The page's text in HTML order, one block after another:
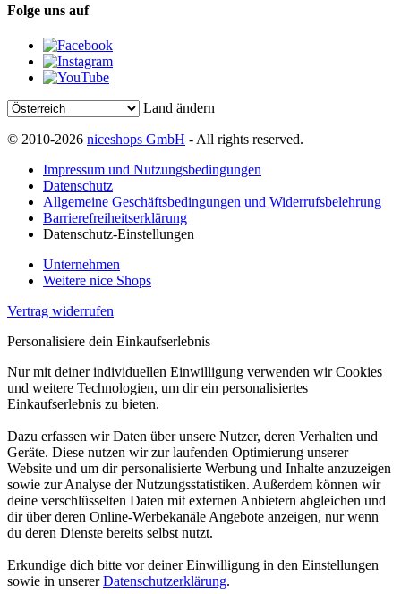
Folge uns auf
Land ändern
© 2010-2026 niceshops GmbH - All rights reserved.
Impressum und Nutzungsbedingungen
Datenschutz
Allgemeine Geschäftsbedingungen und Widerrufsbelehrung
Barrierefreiheitserklärung
Datenschutz-Einstellungen
Unternehmen
Weitere nice Shops
Vertrag widerrufen
Personalisiere dein Einkaufserlebnis
Nur mit deiner individuellen Einwilligung verwenden wir Cookies
und weitere Technologien, um dir ein personalisiertes
Einkaufserlebnis zu bieten.
Dazu erfassen wir Daten über unsere Nutzer, deren Verhalten und
Geräte. Diese nutzen wir zur laufenden Optimierung unserer
Website und um dir personalisierte Werbung und Inhalte anzuzeigen
sowie zur Analyse der Nutzungsstatistiken. Außerdem können wir
deine verschlüsselten Daten mit externen Anbietern abgleichen und
dir über deren Online-Werbekanäle Angebote anzeigen, nur wenn
du deren Dienste bereits selbst nutzt.
Erkundige dich bitte vor deiner Einwilligung in den Einstellungen
sowie in unsererDatenschutzerklärung.